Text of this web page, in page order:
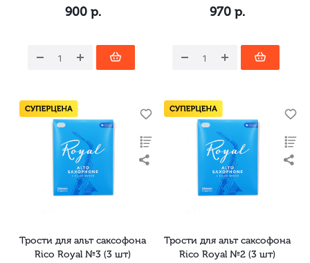
900р. 970 р.
Трости для альт саксофона
Rico Royal №3 (3 шт)
Трости для альт саксофона
Rico Royal №2 (3 шт)